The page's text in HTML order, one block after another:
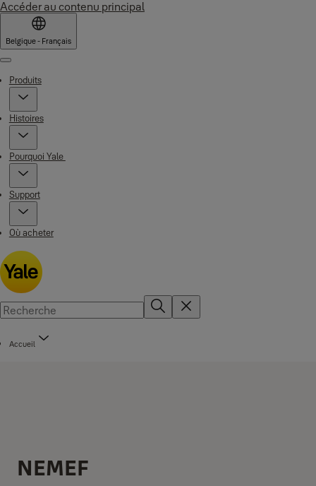
Accéder au contenu principal
Belgique - Français
Menu
Produits
Histoires
Pourquoi Yale
Support
Où acheter
Accueil
NEMEF